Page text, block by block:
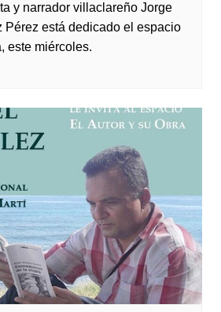
y narrador villaclareño Jorge
Pérez está dedicado el espacio
este miércoles.